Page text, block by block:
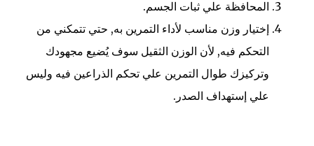
المحافظة علي ثبات الجسم.
إختيار وزن مناسب لأداء التمرين به, حتي تتمكني من
التحكم فيه, لأن الوزن الثقيل سوف يُضيع مجهودك
وتركيزك طوال التمرين علي تحكم الذراعين فيه وليس
علي إستهداف الصدر.